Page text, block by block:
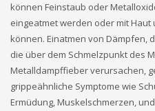
können Feinstaub oder
eingeatmet werden oder mit Haut
können. Einatmen von Dämpfen,
die über dem Schmelzpunkt des
Metalldampffieber verursachen,
grippeähnliche Symptome wie
Ermüdung, Muskelschmerzen,